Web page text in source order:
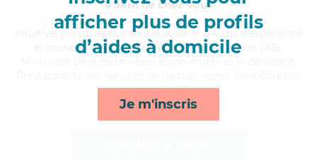
afficher plus de profils
d’aides à domicile
Je m'inscris
à 5km de chez Vous
, ponctuel et minutieux, René a 4 ans d'expérience
et possède un diplôme d'Etat d'aide-soignant (AS).
et activités*